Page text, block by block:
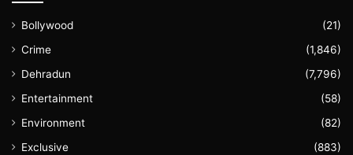
Bollywood
(21)
Crime
(1,846)
Dehradun
(7,796)
Entertainment
(58)
Environment
(82)
Exclusive
(883)